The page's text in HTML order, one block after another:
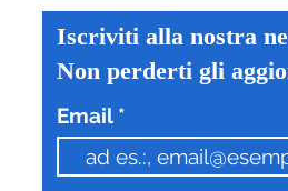
Iscriviti alla nostra
Non perderti gli
Email